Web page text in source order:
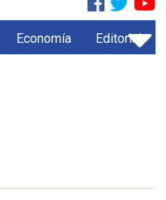
Economía Editorial